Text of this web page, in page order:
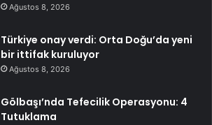
Ağustos 8, 2026
Türkiye onay verdi: Orta Doğu’da yeni
bir ittifak kuruluyor
Ağustos 8, 2026
Gölbaşı’nda Tefecilik Operasyonu: 4
Tutuklama